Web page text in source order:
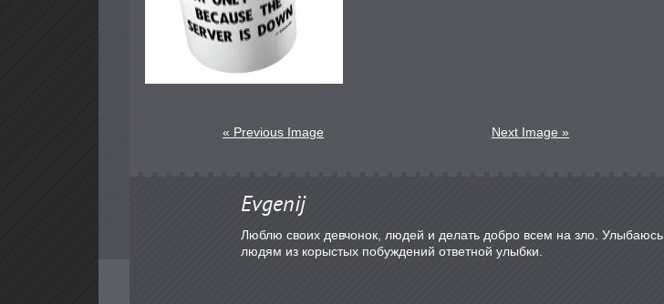
« Previous Image Next Image »
Evgenij
Люблю своих девчонок, людей и делать добро всем на зло. Улыбаюсь
людям из корыстых побуждений ответной улыбки.